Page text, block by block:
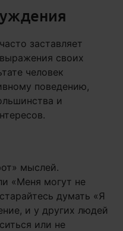
заставляет
своих
человек
поведению,
и
мыслей.
«Меня могут не
думать «Я
и у других людей
или не